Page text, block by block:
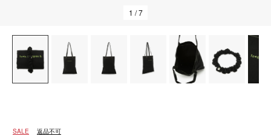
1 / 7
SALE 返品不可